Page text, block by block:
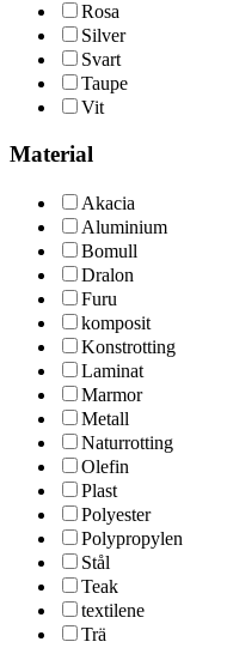
Rosa
Silver
Svart
Taupe
Vit
Material
Akacia
Aluminium
Bomull
Dralon
Furu
komposit
Konstrotting
Laminat
Marmor
Metall
Naturrotting
Olefin
Plast
Polyester
Polypropylen
Stål
Teak
textilene
Trä